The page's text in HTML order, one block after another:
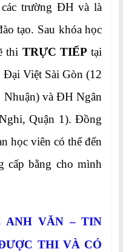
trường ĐH và là
tạo. Sau khóa học
thi TRỰC TIẾP tại
Đại Việt Sài Gòn (12
Nhuận) và ĐH Ngân
Quận 1). Đồng
học viên có thể đến
cấp bằng cho mình
ANH VĂN – TIN
THI VÀ CÓ